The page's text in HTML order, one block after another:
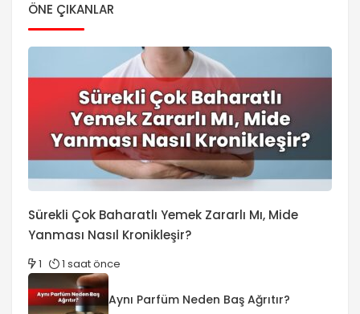
ÖNE ÇIKANLAR
Sürekli Çok Baharatlı Yemek Zararlı Mı, Mide
Yanması Nasıl Kronikleşir?
1 1 saat önce
Aynı Parfüm Neden Baş Ağrıtır?